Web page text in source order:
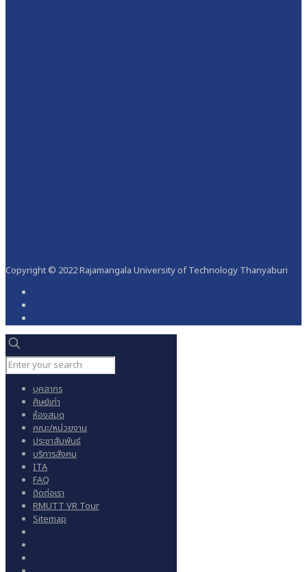
Copyright © 2022 Rajamangala University of Technology Thanyaburi
บุคลากร
ศิษย์เก่า
ห้องสมุด
คณะ/หน่วยงาน
ประชาสัมพันธ์
บริการสังคม
ITA
FAQ
ติดต่อเรา
RMUTT VR Tour
Sitemap